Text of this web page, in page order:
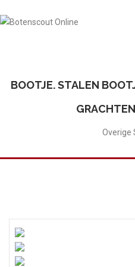
Plaats Advertentie
BOOTJE. STALEN
Overige